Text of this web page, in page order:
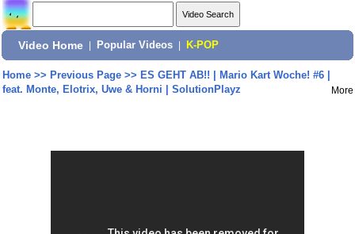
Video Home Popular Videos K-POP
Home>> Previous Page>> ES GEHT AB!! | Mario Kart Woche! #6 |
feat. Monte, Elotrix, Uwe & Horni | SolutionPlayz
More